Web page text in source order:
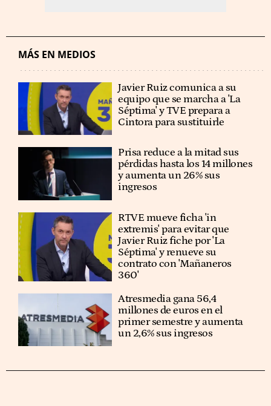
MÁS EN MEDIOS
Javier Ruiz comunica a su
equipo que se marcha a 'La
Séptima' y TVE prepara a
Cintora para sustituirle
Prisa reduce a la mitad sus
pérdidas hasta los 14 millones
y aumenta un 26% sus
ingresos
RTVE mueve ficha 'in
extremis' para evitar que
Javier Ruiz fiche por 'La
Séptima' y renueve su
contrato con 'Mañaneros
360'
Atresmedia gana 56,4
millones de euros en el
primer semestre y aumenta
un 2,6% sus ingresos